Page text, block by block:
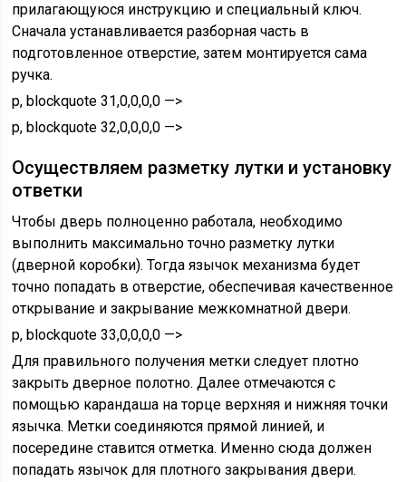
прилагающуюся инструкцию и специальный ключ.
Сначала устанавливается разборная часть в
подготовленное отверстие, затем монтируется сама
ручка.
p, blockquote 31,0,0,0,0 —>
p, blockquote 32,0,0,0,0 —>
Осуществляем разметку лутки и установку
ответки
Чтобы дверь полноценно работала, необходимо
выполнить максимально точно разметку лутки
(дверной коробки). Тогда язычок механизма будет
точно попадать в отверстие, обеспечивая качественное
открывание и закрывание межкомнатной двери.
p, blockquote 33,0,0,0,0 —>
Для правильного получения метки следует плотно
закрыть дверное полотно. Далее отмечаются с
помощью карандаша на торце верхняя и нижняя точки
язычка. Метки соединяются прямой линией, и
посередине ставится отметка. Именно сюда должен
попадать язычок для плотного закрывания двери.